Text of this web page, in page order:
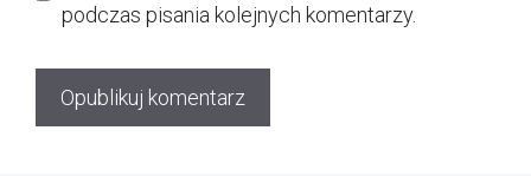
podczas pisania kolejnych komentarzy.